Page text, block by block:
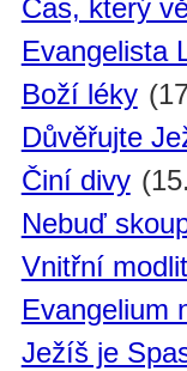
Čas, který
Evangelista
Boží léky
Důvěřujte
Činí divy
Nebuď
Vnitřní
Evangelium
Ježíš je